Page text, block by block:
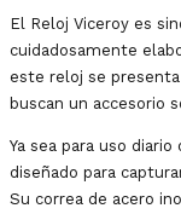
El Reloj Viceroy es
cuidadosamente
este reloj se
buscan un accesorio
Ya sea para uso
diseñado para
Su correa de acero